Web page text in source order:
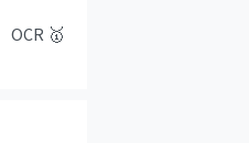
OCR 🥇